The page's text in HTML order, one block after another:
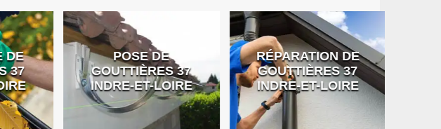
37
POSE DE
GOUTTIÈRES 37
INDRE-ET-LOIRE
RÉPARATION DE
GOUTTIÈRES 37
INDRE-ET-LOIRE